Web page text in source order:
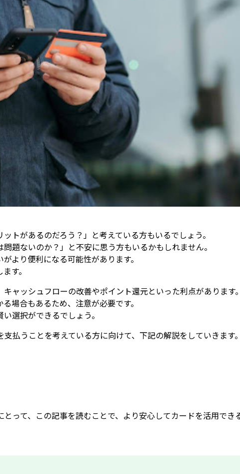
トがあるのだろう？」と考えている方もいるでしょう。
題ないのか？」と不安に思う方もいるかもしれません。
より便利になる可能性があります。
す。
ャッシュフローの改善やポイント還元といった利点があります。
場合もあるため、注意が必要です。
選択ができるでしょう。
払うことを考えている方に向けて、下記の解説をしていきます。
って、この記事を読むことで、より安心してカードを活用でき